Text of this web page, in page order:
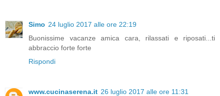
Simo 24 luglio 2017 alle ore 22:19
Buonissime vacanze amica cara, rilassati e riposati...ti
abbraccio forte forte
Rispondi
www.cucinaserena.it 26 luglio 2017 alle ore 11:31